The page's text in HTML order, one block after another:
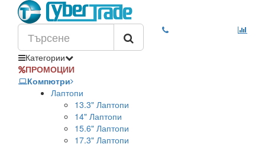
Категории
ПРОМОЦИИ
Компютри
Лаптопи
13.3" Лаптопи
14" Лаптопи
15.6" Лаптопи
17.3" Лаптопи